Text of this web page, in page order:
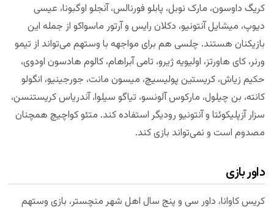
کریگ داوسون، مارک نوبل، پابلو فورنالس، آنجلو اوگبونا، عیسی
دیوپ، میشایل آنتونیو، دکلان رایس و آرتور ماسواکو از جمله این
بازیکنان هستند. چلسی هم برای مواجهه با وستهم می‌تواند از تیمو
ورنر، کای هاورتز، اولیویه ژیرو، تامی آبراهام، کالوم هادسون اودوی،
حکیم زیاش، کریستین پولیسیچ، میسون مانت، جورجینیو، انگولو
کانته، بن چیلول، مارکوس آلونسو، تیاگو سیلوا، آندریاس کریستنسن،
سزار آزپلیکوئتا و آنتونیو رودیگر استفاده کند. متئو کواچیچ همچنان
مصدوم است و نمی‌تواند بازی کند.
داور بازی
کریس کاوانا، داور سی و پنج سال اهل شهر منچستر، بازی وستهم